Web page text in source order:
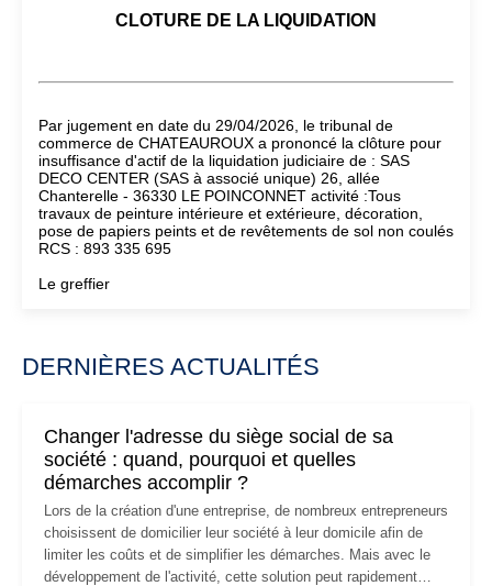
CLOTURE DE LA LIQUIDATION
Par jugement en date du 29/04/2026, le tribunal de
commerce de CHATEAUROUX a prononcé la clôture pour
insuffisance d'actif de la liquidation judiciaire de : SAS
DECO CENTER (SAS à associé unique) 26, allée
Chanterelle - 36330 LE POINCONNET activité :Tous
travaux de peinture intérieure et extérieure, décoration,
pose de papiers peints et de revêtements de sol non coulés
RCS : 893 335 695
Le greffier
DERNIÈRES ACTUALITÉS
Changer l'adresse du siège social de sa
société : quand, pourquoi et quelles
démarches accomplir ?
Lors de la création d'une entreprise, de nombreux entrepreneurs
choisissent de domicilier leur société à leur domicile afin de
limiter les coûts et de simplifier les démarches. Mais avec le
développement de l'activité, cette solution peut rapidement